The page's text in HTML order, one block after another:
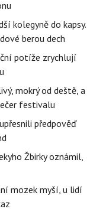
kolegyně do kapsy.
berou dech
potíže zrychlují
mokrý od deště, a
festivalu
předpověď
Žbirky oznámil,
mozek myší, u lidí